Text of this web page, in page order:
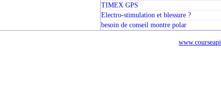
TIMEX GPS
Electro-stimulation et blessure ?
besoin de conseil montre polar